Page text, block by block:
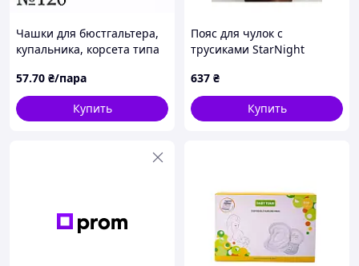
Чашки для бюстгальтера,
купальника, корсета типа
косточек / чёрный /
размер № 120
57.70 ₴/пара
Купить
Пояс для чулок с
трусиками StarNight
637 ₴
Купить